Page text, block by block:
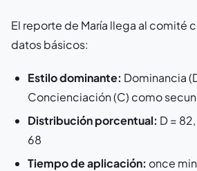
El reporte de María llega al comité
datos básicos:
Estilo dominante: Dominancia
Concienciación (C) como
Distribución porcentual: D =
68
Tiempo de aplicación: once